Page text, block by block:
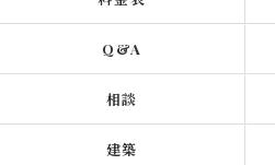
Q&A
相談
建築